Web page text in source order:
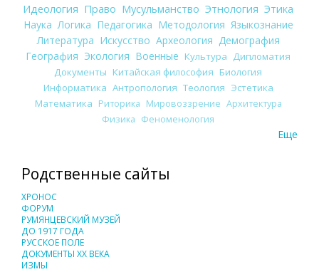
Идеология Право Мусульманство Этнология Этика
Наука Логика Педагогика Методология Языкознание
Литература Искусство Археология Демография
География Экология Военные Культура
Дипломатия
Документы Китайская философия Биология
Информатика Антропология Теология Эстетика
Математика Риторика Мировоззрение Архитектура
Физика Феноменология
Еще
Родственные сайты
ХРОНОС
ФОРУМ
РУМЯНЦЕВСКИЙ МУЗЕЙ
ДО 1917 ГОДА
РУССКОЕ ПОЛЕ
ДОКУМЕНТЫ XX ВЕКА
ИЗМЫ